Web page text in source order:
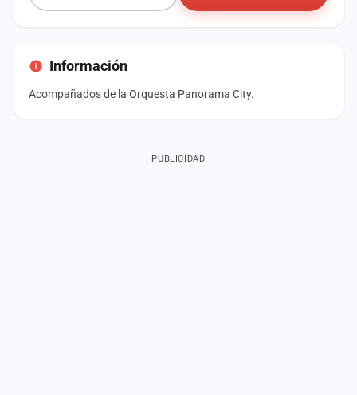
Información
Acompañados de la Orquesta Panorama City.
PUBLICIDAD